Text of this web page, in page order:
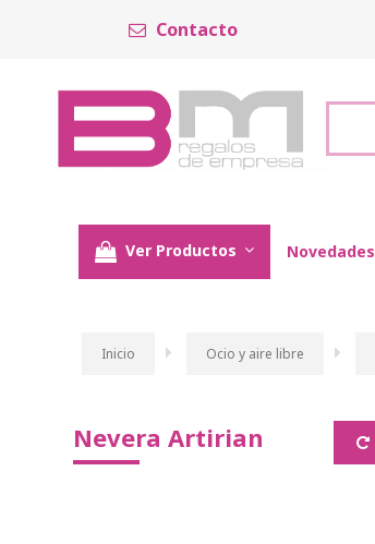
Contacto
Ver Productos Novedades
Inicio Ocio y aire libre
Nevera Artirian